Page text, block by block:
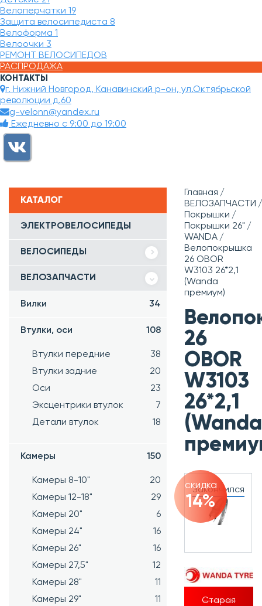
Велоперчатки 19
Защита велосипедиста 8
Велоформа 1
Велоочки 3
РЕМОНТ ВЕЛОСИПЕДОВ
РАСПРОДАЖА
КОНТАКТЫ
г. Нижний Новгород, Канавинский р-он, ул.Октябрьской
революции д.60
g-velonn@yandex.ru
Ежедневно с 9:00 до 19:00
КАТАЛОГ
ЭЛЕКТРОВЕЛОСИПЕДЫ
ВЕЛОСИПЕДЫ
ВЕЛОЗАПЧАСТИ
Вилки 34
Втулки, оси 108
Втулки передние
38
Втулки задние
20
Оси
23
Эксцентрики втулок
7
Детали втулок
18
Камеры 150
Камеры 8-10"
20
Камеры 12-18"
29
Камеры 20"
6
Камеры 24"
16
Камеры 26"
16
Камеры 27,5"
12
Камеры 28"
11
Камеры 29"
11
Главная
ВЕЛОЗАПЧАСТИ
Покрышки
Покрышки 26"
WANDA
Велопокрышка
26 OBOR
W3103 26*2,1
(Wanda
премиум)
26
OBOR
W3103
26*2,1
(Wanda
Закончился
скидка
14%
Старая